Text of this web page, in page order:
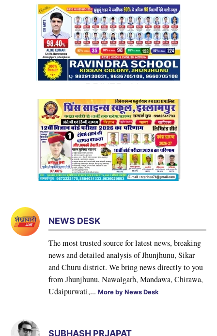
NEWS DESK
The most trusted source for latest news, breaking
news and detailed analysis of Jhunjhunu, Sikar
and Churu district. We bring news directly to you
from Jhunjhunu, Nawalgarh, Mandawa, Chirawa,
Udaipurwati,...More by News Desk
SUBHASH PRJAPAT